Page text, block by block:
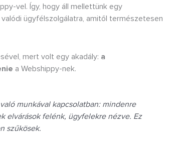
vel. Így, hogy áll mellettünk egy
ügyfélszolgálatra, amitől természetesen
mert volt egy akadály: a
a Webshippy-nek.
munkával kapcsolatban: mindenre
elvárások felénk, ügyfelekre nézve. Ez
szűkösek.